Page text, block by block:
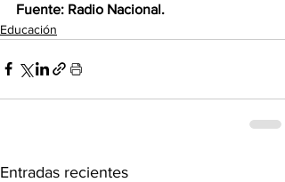
Fuente: Radio Nacional.
Educación
Entradas recientes